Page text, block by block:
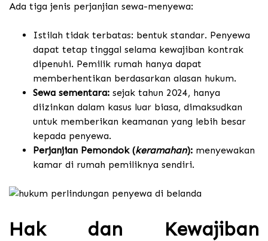
Ada tiga jenis perjanjian sewa-menyewa:
Istilah tidak terbatas: bentuk standar. Penyewa
dapat tetap tinggal selama kewajiban kontrak
dipenuhi. Pemilik rumah hanya dapat
memberhentikan berdasarkan alasan hukum.
Sewa sementara: sejak tahun 2024, hanya
diizinkan dalam kasus luar biasa, dimaksudkan
untuk memberikan keamanan yang lebih besar
kepada penyewa.
Perjanjian Pemondok (keramahan): menyewakan
kamar di rumah pemiliknya sendiri.
Hak dan Kewajiban